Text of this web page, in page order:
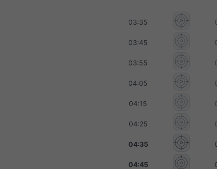
03:35
03:45
03:55
04:05
04:15
04:25
04:35
04:45